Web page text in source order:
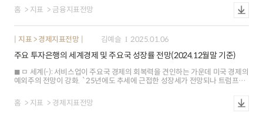
추가 금리인하 유인은 제한적
홈 지표 금융지표전망
지표 > 경제지표전망 김예슬 2025.01.06
주요 투자은행의 세계경제 및 주요국 성장률 전망(2024.12월말 기준)
ㅁ 세계(-): 서비스업이 주요국 경제의 회복력을 견인하는 가운데 미국 경제의
예외주의 전망이 강화. `25년에도 추세에 근접한 성장세가 전망되나 트럼프
48.449.3) 개선에도 불구 서비스업 (12월 SP PMI 56.158.5) 대비 저조한
양상이 지속. 견조한 소비(3Q 개인소비지출 3.5%3.7%)가 견인하는 경기
홈 지표 경제지표전망